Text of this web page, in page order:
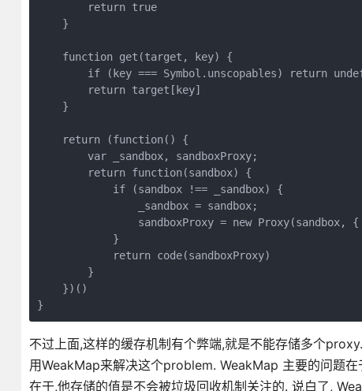
        return true
    }
    function get(target, key) {
if (key === Symbol.unscopables) return
        return target[key]
    }
    return (function() {
        var _sandbox, sandboxProxy;
        return function(sandbox) {
            if (sandbox !== _sandbox) {
                _sandbox = sandbox;
sandboxProxy = new Proxy(sandbox, {
            }
            return code(sandboxProxy)
        }
    })()
}
不过上面,这样的缓存机制有个弊端,就是不能存储多个
用WeakMap来解决这个problem. WeakMap 主要的问题
在于,他存储的值是不会被垃圾回收机制关注的. 说白了,